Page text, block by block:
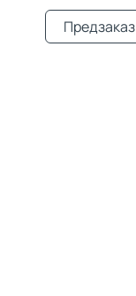
Предзаказ